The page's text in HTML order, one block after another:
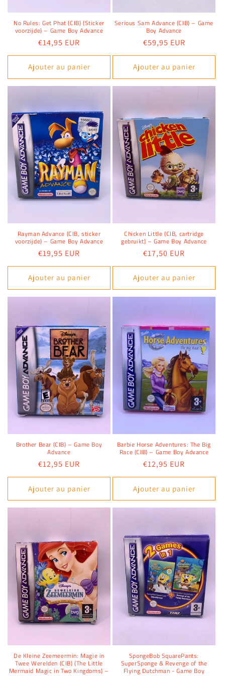
No Rules: Get Phat (CIB) (Sticker
voorzijde) – Game Boy Advance
Prix
habituel
€14,95 EUR
Ajouter au panier
Serious Sam Advance (CIB) – Game
Boy Advance
Prix
habituel
€59,95 EUR
Ajouter au panier
Rayman Advance (CIB, sticker
voorzijde) – Game Boy Advance
Prix
habituel
€19,95 EUR
Ajouter au panier
Chicken Little (CIB, cartridge
gebruikt) – Game Boy Advance
Prix
habituel
€17,50 EUR
Ajouter au panier
Brother Bear (CIB) – Game Boy
Advance
Prix
habituel
€12,95 EUR
Ajouter au panier
Barbie Horse Adventures: The Big
Race (CIB) – Game Boy Advance
Prix
habituel
€12,95 EUR
Ajouter au panier
De Kleine Zeemeermin: Magie in
Twee Werelden (CIB) (The Little
Mermaid Magic in Two Kingdoms) –
SpongeBob SquarePants:
SuperSponge & Revenge of the
Flying Dutchman - Game Boy